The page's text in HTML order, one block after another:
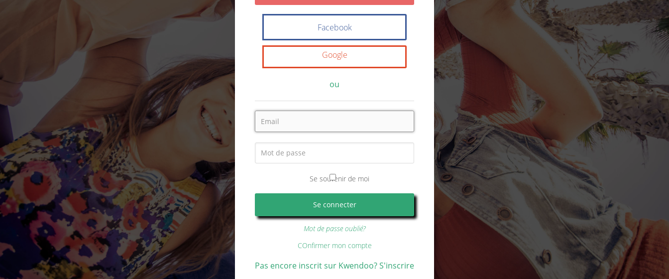
Facebook
Google
ou
Se souvenir de moi
Mot de passe oublié?
COnfirmer mon compte
Pas encore inscrit sur Kwendoo? S'inscrire